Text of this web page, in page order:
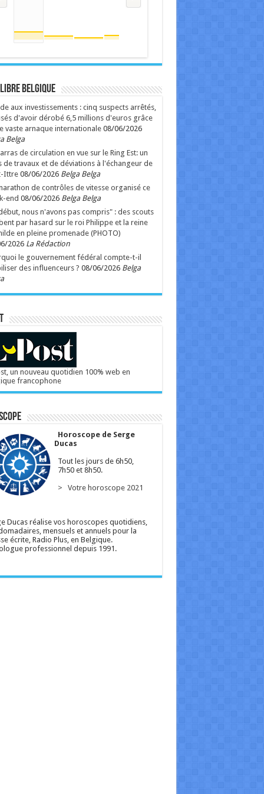
Belgique
aux investissements : cinq suspects arrêtés,
d'avoir dérobé 6,5 millions d'euros grâce
vaste arnaque internationale 08/06/2026
Belga
de circulation en vue sur le Ring Est: un
de travaux et de déviations à l'échangeur de
Ittre 08/06/2026 Belga Belga
de contrôles de vitesse organisé ce
end 08/06/2026 Belga Belga
nous n'avons pas compris" : des scouts
par hasard sur le roi Philippe et la reine
en pleine promenade (PHOTO)
2026 La Rédaction
le gouvernement fédéral compte-t-il
des influenceurs ? 08/06/2026 Belga
un nouveau quotidien 100% web en
francophone
Horoscope de Serge
Ducas
Tout les jours de 6h50,
7h50 et 8h50.
> Votre horoscope 2021
Ducas réalise vos horoscopes quotidiens,
mensuels et annuels pour la
écrite, Radio Plus, en Belgique.
professionnel depuis 1991.